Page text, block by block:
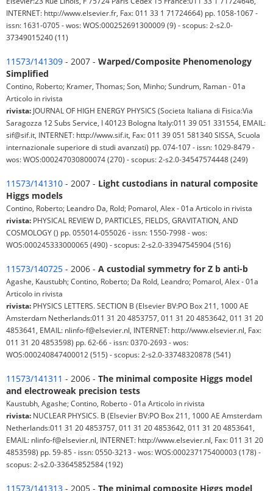
INTERNET: http://www.elsevier.fr, Fax: 011 33 1 71724664) pp. 1058-1067 -
issn: 1631-0705 - wos: WOS:000252691300009 (9) - scopus: 2-s2.0-
37349015240 (11)
11573/141309 - 2007 - Warped/Composite Phenomenology
Simplified
Contino, Roberto; Kramer, Thomas; Son, Minho; Sundrum, Raman - 01a
Articolo in rivista
rivista: JOURNAL OF HIGH ENERGY PHYSICS (Societa Italiana di Fisica:Via
Saragozza 12 Subs Service, I 40123 Bologna Italy:011 39 051 331554, EMAIL:
sif@sif.it, INTERNET: http://www.sif.it, Fax: 011 39 051 581340 SISSA, Scuola
internazionale superiore di studi avanzati) pp. 074-107 - issn: 1029-8479 -
wos: WOS:000247030800074 (270) - scopus: 2-s2.0-34547574448 (249)
11573/141310 - 2007 - Light custodians in natural composite
Higgs models
Contino, Roberto; Leandro Da, Rold; Pomarol, Alex - 01a Articolo in rivista
rivista: PHYSICAL REVIEW D, PARTICLES, FIELDS, GRAVITATION, AND
COSMOLOGY () pp. 055014-055026 - issn: 1550-7998 - wos:
WOS:000245333000065 (490) - scopus: 2-s2.0-33947545904 (516)
11573/140725 - 2006 - A custodial symmetry for Z b anti-b
Agashe, Kaustubh; Contino, Roberto; Da Rold, Leandro; Pomarol, Alex - 01a
Articolo in rivista
rivista: PHYSICS LETTERS. SECTION B (Elsevier BV:PO Box 211, 1000 AE
Amsterdam Netherlands:011 31 20 4853757, 011 31 20 4853642, 011 31 20
4853641, EMAIL: nlinfo-f@elsevier.nl, INTERNET: http://www.elsevier.nl, Fax:
011 31 20 4853598) pp. 62-66 - issn: 0370-2693 - wos:
WOS:000240847400012 (515) - scopus: 2-s2.0-33748320878 (541)
11573/141311 - 2006 - The minimal composite Higgs model
and electroweak precision tests
Kaustubh, Agashe; Contino, Roberto - 01a Articolo in rivista
rivista: NUCLEAR PHYSICS. B (Elsevier BV:PO Box 211, 1000 AE Amsterdam
Netherlands:011 31 20 4853757, 011 31 20 4853642, 011 31 20 4853641,
EMAIL: nlinfo-f@elsevier.nl, INTERNET: http://www.elsevier.nl, Fax: 011 31 20
4853598) pp. 59-85 - issn: 0550-3213 - wos: WOS:000237175400003 (178) -
scopus: 2-s2.0-33645852584 (192)
11573/141313 - 2005 - The minimal composite Higgs model